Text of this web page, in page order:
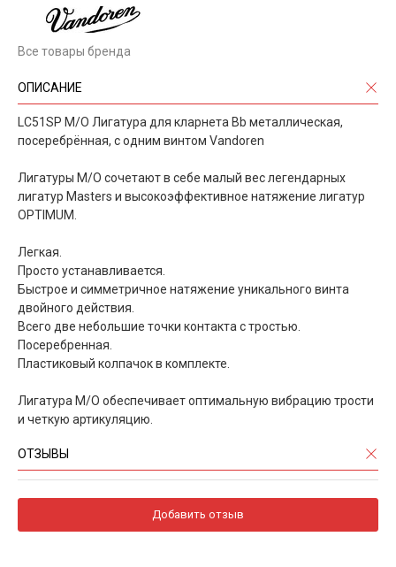
Все товары бренда
ОПИСАНИЕ
LC51SP M/O Лигатура для кларнета Bb металлическая,
посеребрённая, с одним винтом Vandoren
Лигатуры M/O сочетают в себе малый вес легендарных
лигатур Masters и высокоэффективное натяжение лигатур
OPTIMUM.
Легкая.
Просто устанавливается.
Быстрое и симметричное натяжение уникального винта
двойного действия.
Всего две небольшие точки контакта с тростью.
Посеребренная.
Пластиковый колпачок в комплекте.
Лигатура M/O обеспечивает оптимальную вибрацию трости
и четкую артикуляцию.
ОТЗЫВЫ
Добавить отзыв